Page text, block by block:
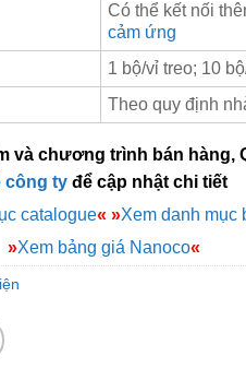
Có thể kết nối
cảm ứng
1 bộ/vỉ treo; 10
Theo quy định
và chương trình bán hàng,
công ty để cập nhật chi tiết
catalogue« »Xem danh mục
»Xem bảng giá Nanoco«